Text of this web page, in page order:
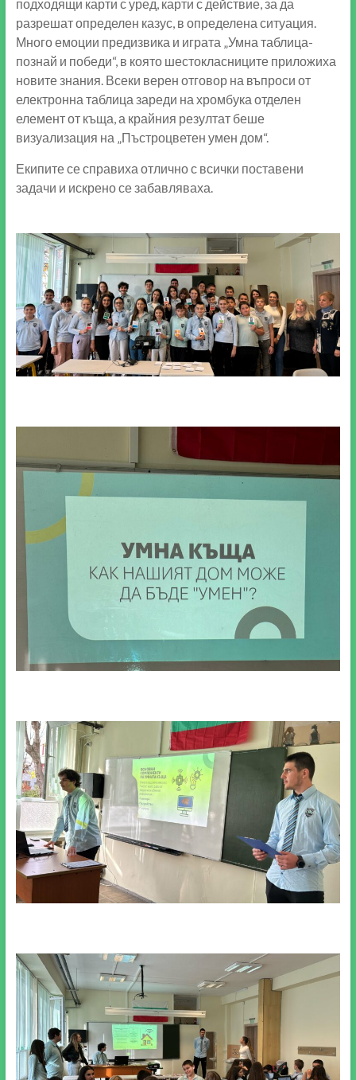
подходящи карти с уред, карти с действие, за да
разрешат определен казус, в определена ситуация.
Много емоции предизвика и играта „Умна таблица-
познай и победи“, в която шестокласниците приложиха
новите знания. Всеки верен отговор на въпроси от
електронна таблица зареди на хромбука отделен
елемент от къща, а крайния резултат беше
визуализация на „Пъстроцветен умен дом“.
Екипите се справиха отлично с всички поставени
задачи и искрено се забавляваха.